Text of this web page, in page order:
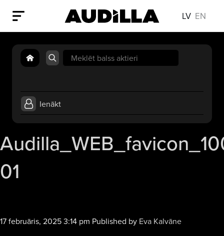
LV EN
Search
for:
Ienākt
01
17 februāris, 2025 3:14 pm Published by Eva Kalvāne